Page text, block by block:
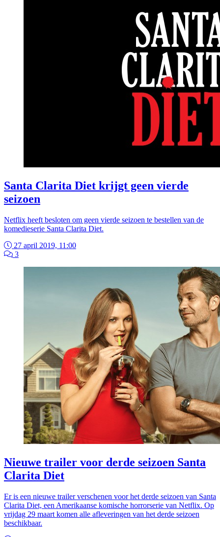
Santa Clarita Diet krijgt geen vierde
seizoen
Netflix heeft besloten om geen vierde seizoen te bestellen van de
komedieserie Santa Clarita Diet.
27 april 2019, 11:00
3
Nieuwe trailer voor derde seizoen Santa
Clarita Diet
Er is een nieuwe trailer verschenen voor het derde seizoen van Santa
Clarita Diet, een Amerikaanse komische horrorserie van Netflix. Op
vrijdag 29 maart komen alle afleveringen van het derde seizoen
beschikbaar.